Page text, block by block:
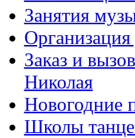
Занятия
Организация
Заказ и
Николая
Новогодние
Школы